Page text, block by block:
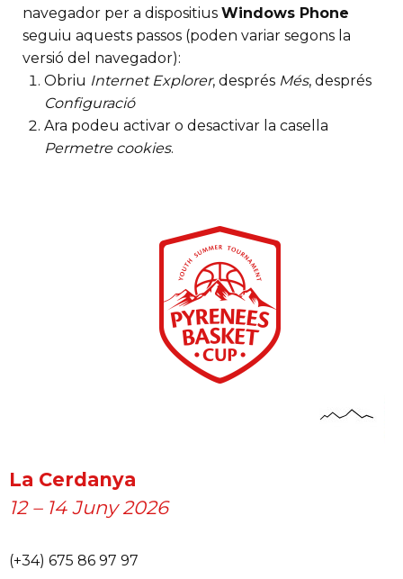
navegador per a dispositius Windows Phone
seguiu aquests passos (poden variar segons la
versió del navegador):
Obriu Internet Explorer, després Més, després
Configuració
Ara podeu activar o desactivar la casella
Permetre cookies.
La Cerdanya
12 – 14 Juny 2026
(+34) 675 86 97 97